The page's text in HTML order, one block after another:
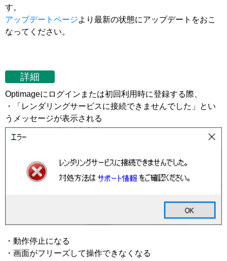
す。
アップデートページより最新の状態にアップデートをおこ
なってください。
詳細
Optimageにログインまたは初回利用時に登録する際、
・「レンダリングサービスに接続できませんでした」とい
うメッセージが表示される
・動作停止になる
・画面がフリーズして操作できなくなる